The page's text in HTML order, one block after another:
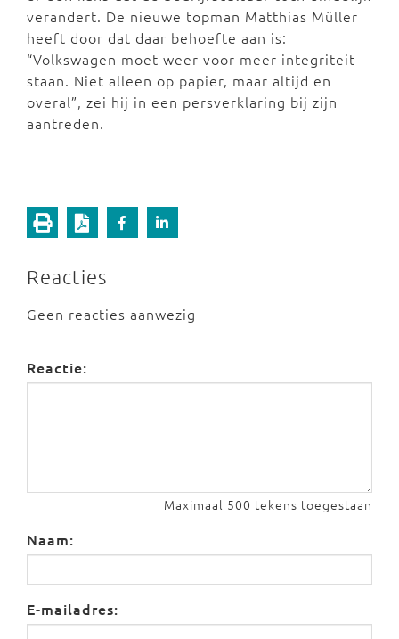
verandert. De nieuwe topman Matthias Müller
heeft door dat daar behoefte aan is:
“Volkswagen moet weer voor meer integriteit
staan. Niet alleen op papier, maar altijd en
overal”, zei hij in een persverklaring bij zijn
aantreden.
Reacties
Geen reacties aanwezig
Reactie:
Maximaal 500 tekens toegestaan
Naam:
E-mailadres: